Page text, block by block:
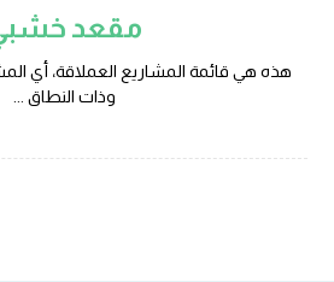
مقعد
هذه هي قائمة المشاريع العملاقة، أي
وذات النطاق ...